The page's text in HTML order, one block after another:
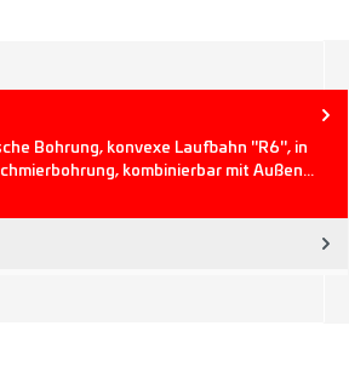
Bohrung, konvexe Laufbahn "R6", in
kombinierbar mit Außen…